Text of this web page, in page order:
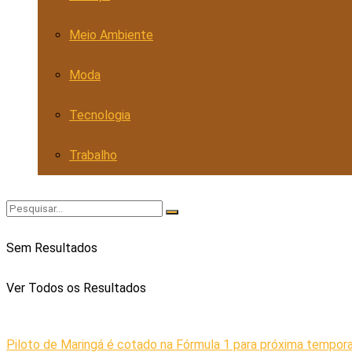
Meio Ambiente
Moda
Tecnologia
Trabalho
Sem Resultados
Ver Todos os Resultados
Piloto de Maringá é cotado na Fórmula 1 para próxima